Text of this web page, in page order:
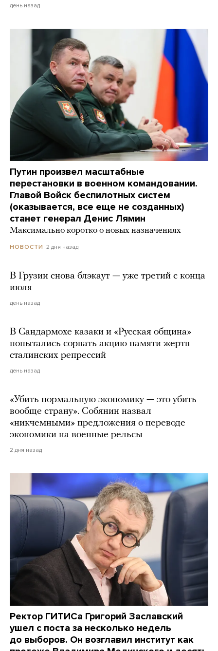
день назад
Путин произвел масштабные
перестановки в военном командовании.
Главой Войск беспилотных систем
(оказывается, все еще не созданных)
станет генерал Денис Лямин
Максимально коротко о новых назначениях
НОВОСТИ 2 дня назад
В Грузии снова блэкаут — уже третий с конца
июля
день назад
В Сандармохе казаки и «Русская община»
попытались сорвать акцию памяти жертв
сталинских репрессий
день назад
«Убить нормальную экономику — это убить
вообще страну». Собянин назвал
«никчемными» предложения о переводе
экономики на военные рельсы
2 дня назад
Ректор ГИТИСа Григорий Заславский
ушел с поста за несколько недель
до выборов. Он возглавил институт как